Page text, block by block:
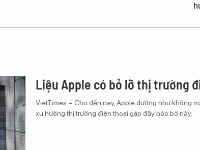
Liệu Apple có bỏ lỡ thị trường
VietTimes – Cho đến nay, Apple dường như không
xu hướng thị trường điện thoại gập đầy béo bở này.